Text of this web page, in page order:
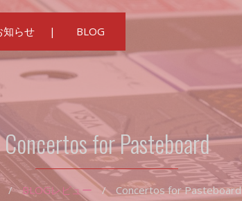
知らせ BLOG
Concertos for Pasteboard
/ BLOGレビュー / Concertos for Pasteboard